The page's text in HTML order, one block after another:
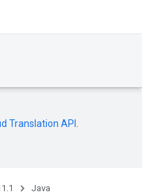
Translation API
Java